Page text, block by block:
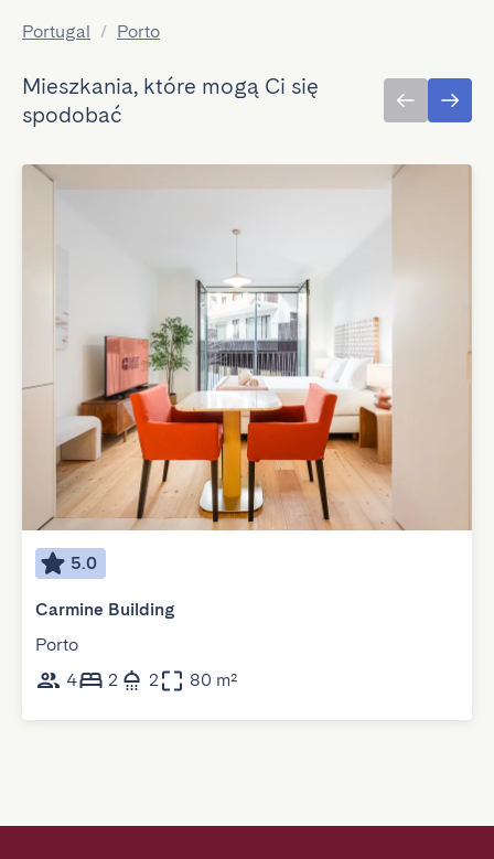
Portugal / Porto
Mieszkania, które mogą Ci się
spodobać
5.0
Carmine Building
Porto
4
2 2 80 m²